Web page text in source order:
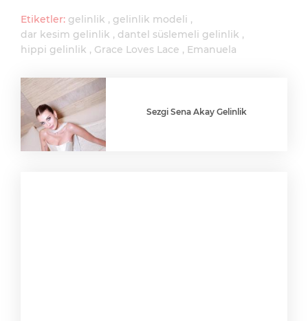
Etiketler: gelinlik
gelinlik modeli
dar kesim gelinlik
dantel süslemeli gelinlik
hippi gelinlik
Grace Loves Lace Emanuela
Sezgi Sena Akay Gelinlik